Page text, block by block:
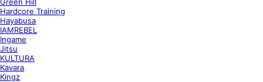
Hardcore Training
Hayabusa
IAMREBEL
Ingame
Jitsu
KULTURA
Kavara
Kingz